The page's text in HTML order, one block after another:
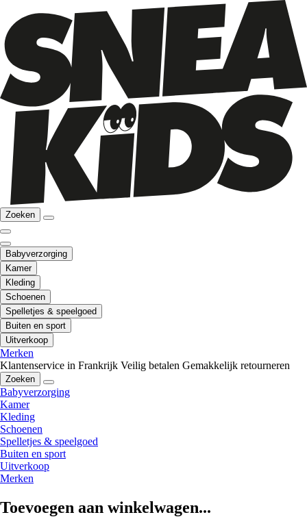
Zoeken
Babyverzorging
Kamer
Kleding
Schoenen
Spelletjes & speelgoed
Buiten en sport
Uitverkoop
Merken
Klantenservice in Frankrijk Veilig betalen Gemakkelijk retourneren
Zoeken
Babyverzorging
Kamer
Kleding
Schoenen
Spelletjes & speelgoed
Buiten en sport
Uitverkoop
Merken
Toevoegen aan winkelwagen...